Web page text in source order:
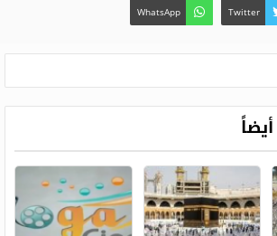
Twitter
WhatsApp